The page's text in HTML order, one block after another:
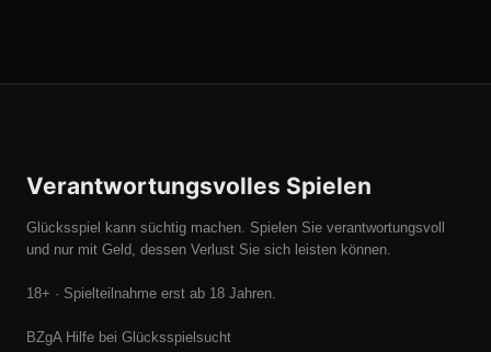
Verantwortungsvolles Spielen
Glücksspiel kann süchtig machen. Spielen Sie verantwortungsvoll
und nur mit Geld, dessen Verlust Sie sich leisten können.
18+ · Spielteilnahme erst ab 18 Jahren.
BZgA Hilfe bei Glücksspielsucht